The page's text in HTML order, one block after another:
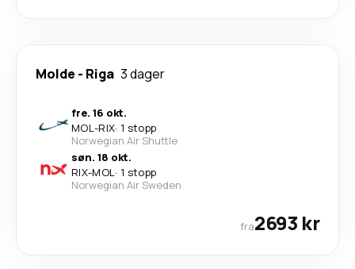
Molde - Riga 3 dager
fre. 16 okt.
MOL-RIX· 1 stopp
Norwegian Air Shuttle
søn. 18 okt.
RIX-MOL· 1 stopp
Norwegian Air Sweden
fra2693 kr